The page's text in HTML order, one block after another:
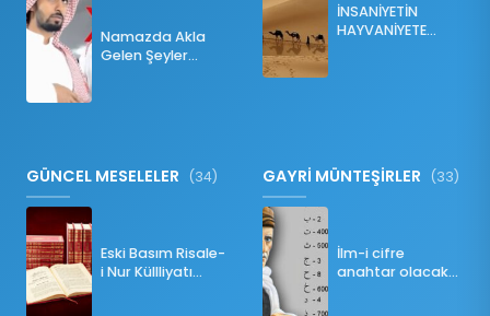
Namazda Akla
Gelen Şeyler
İNSANİYETİN
HAYVANİYETE
GÜNCEL MESELELER (34)
Eski Basım Risale-
i Nur Küllliyatı
GAYRİ MÜNTEŞİRLER (33)
İlm-i cifre
anahtar olacak